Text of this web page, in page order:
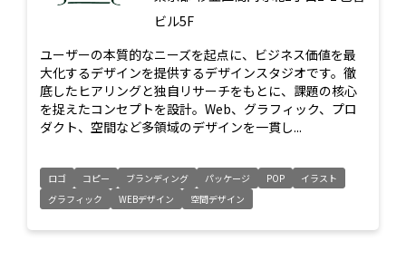
ビル5F
ユーザーの本質的なニーズを起点に、ビジネス価値を最
大化するデザインを提供するデザインスタジオです。徹
底したヒアリングと独自リサーチをもとに、課題の核心
を捉えたコンセプトを設計。Web、グラフィック、プロ
ダクト、空間など多領域のデザインを一貫し...
ロゴ コピー ブランディング パッケージ POP
イラスト
グラフィック
WEBデザイン 空間デザイン